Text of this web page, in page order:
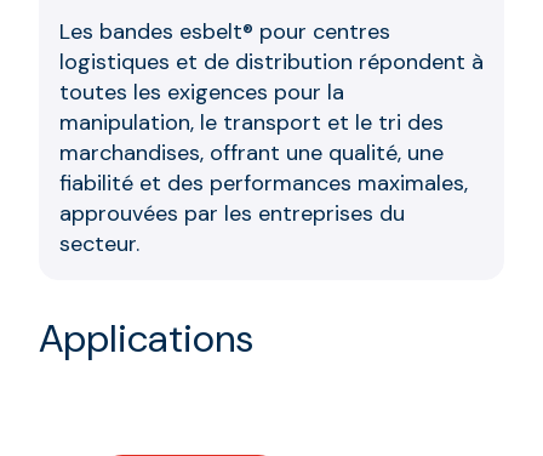
Les bandes esbelt® pour centres
logistiques et de distribution répondent à
toutes les exigences pour la
manipulation, le transport et le tri des
marchandises, offrant une qualité, une
fiabilité et des performances maximales,
approuvées par les entreprises du
secteur.
Applications